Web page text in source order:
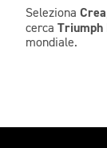
Seleziona
cerca Triumph
mondiale.